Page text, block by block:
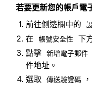
若要更新您的帳戶電
前往側邊欄中的
在
帳號安全性 下
點擊 新增電子郵件
件地址。
選取
傳送驗證碼